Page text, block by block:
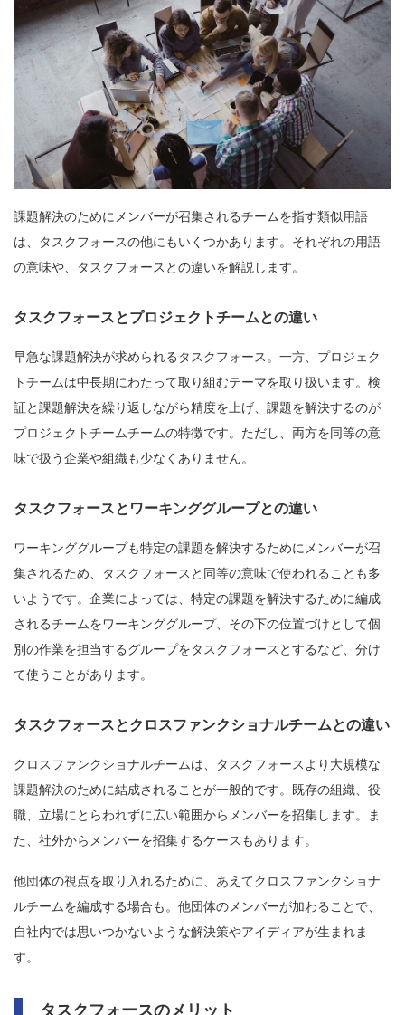
課題解決のためにメンバーが召集されるチームを指す類似用語
は、タスクフォースの他にもいくつかあります。それぞれの用語
の意味や、タスクフォースとの違いを解説します。
タスクフォースとプロジェクトチームとの違い
早急な課題解決が求められるタスクフォース。一方、プロジェク
トチームは中長期にわたって取り組むテーマを取り扱います。検
証と課題解決を繰り返しながら精度を上げ、課題を解決するのが
プロジェクトチームチームの特徴です。ただし、両方を同等の意
味で扱う企業や組織も少なくありません。
タスクフォースとワーキンググループとの違い
ワーキンググループも特定の課題を解決するためにメンバーが召
集されるため、タスクフォースと同等の意味で使われることも多
いようです。企業によっては、特定の課題を解決するために編成
されるチームをワーキンググループ、その下の位置づけとして個
別の作業を担当するグループをタスクフォースとするなど、分け
て使うことがあります。
タスクフォースとクロスファンクショナルチームとの違い
クロスファンクショナルチームは、タスクフォースより大規模な
課題解決のために結成されることが一般的です。既存の組織、役
職、立場にとらわれずに広い範囲からメンバーを招集します。ま
た、社外からメンバーを招集するケースもあります。
他団体の視点を取り入れるために、あえてクロスファンクショナ
ルチームを編成する場合も。他団体のメンバーが加わることで、
自社内では思いつかないような解決策やアイディアが生まれま
す。
タスクフォースのメリット